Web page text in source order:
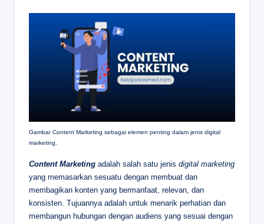
Gambar Content Marketing sebagai elemen penting dalam jenis digital
marketing.
Content Marketing adalah salah satu jenis digital marketing
yang memasarkan sesuatu dengan membuat dan
membagikan konten yang bermanfaat, relevan, dan
konsisten. Tujuannya adalah untuk menarik perhatian dan
membangun hubungan dengan audiens yang sesuai dengan